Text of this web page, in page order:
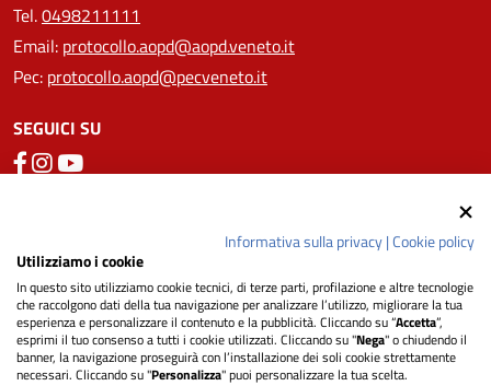
Tel.0498211111
Email: protocollo.aopd@aopd.veneto.it
Pec: protocollo.aopd@pecveneto.it
SEGUICI SU
Dichiarazione di Accessibilità
Note legali
Informativa sulla privacy|Cookie policy
Utilizziamo i cookie
In questo sito utilizziamo cookie tecnici, di terze parti, profilazione e altre tecnologie
che raccolgono dati della tua navigazione per analizzare l’utilizzo, migliorare la tua
esperienza e personalizzare il contenuto e la pubblicità. Cliccando su “Accetta”,
esprimi il tuo consenso a tutti i cookie utilizzati. Cliccando su "Nega" o chiudendo il
banner, la navigazione proseguirà con l’installazione dei soli cookie strettamente
necessari. Cliccando su "Personalizza" puoi personalizzare la tua scelta.